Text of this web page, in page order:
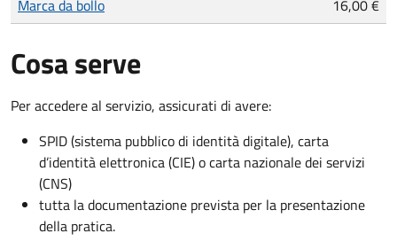
Marca da bollo 16,00 €
Cosa serve
Per accedere al servizio, assicurati di avere:
SPID (sistema pubblico di identità digitale), carta
d’identità elettronica (CIE) o carta nazionale dei servizi
(CNS)
tutta la documentazione prevista per la presentazione
della pratica.